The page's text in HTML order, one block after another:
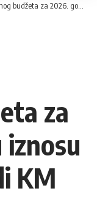
godinu u iznosu od 1,58 milijardi KM
za
KM